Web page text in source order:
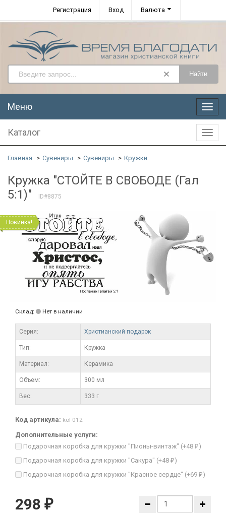
Регистрация Вход Валюта
Найти
Меню
Меню
Каталог
Главная Сувениры Сувениры Кружки
Кружка "СТОЙТЕ В СВОБОДЕ (Гал
5:1)"
ID#8875
Новинка!
Склад: Нет в наличии
Серия: Христианский подарок
Тип: Кружка
Материал: Керамика
Объем: 300 мл
Вес: 333 г
Код артикула: kol-012
Дополнительные услуги:
Подарочная коробка для кружки "Пионы-винтаж" (+48 ₽ )
Подарочная коробка для кружки "Сакура" (+48 ₽ )
Подарочная коробка для кружки "Красное сердце" (+69 ₽ )
298 ₽